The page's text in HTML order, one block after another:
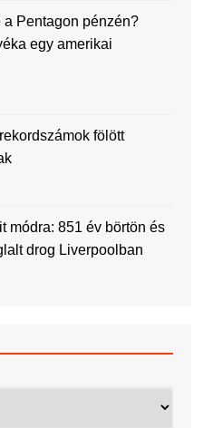
Pentagon pénzén?
egy amerikai
fölött
módra: 851 év börtön és
drog Liverpoolban